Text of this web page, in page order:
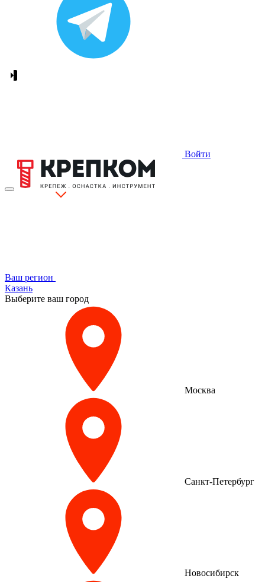
Войти
Ваш регион
Казань
Выберите ваш город
Москва
Санкт-Петербург
Новосибирск